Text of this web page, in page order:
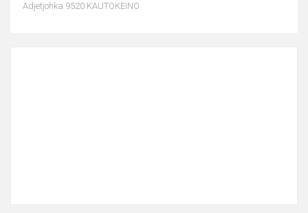
Adjetjohka 9520 KAUTOKEINO